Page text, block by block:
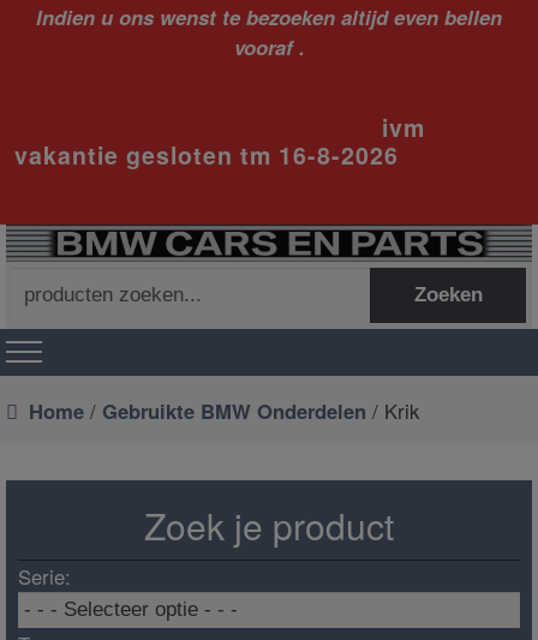
Indien u ons wenst te bezoeken altijd even bellen
vooraf .
ivm
vakantie gesloten tm 16-8-2026
naar:
Zoeken
Home / Gebruikte BMW Onderdelen / Krik
Zoek je product
Serie: